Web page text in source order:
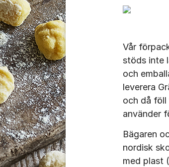
Vår
stöds inte
och
leverera
och då föll
använder
Bägaren
nordisk
med plast